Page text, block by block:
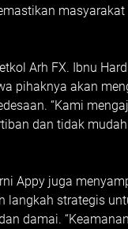
masyarakat
Arh FX. Ibnu
pihaknya akan
“Kami
dan tidak mudah
Appy juga
langkah strategis
damai.